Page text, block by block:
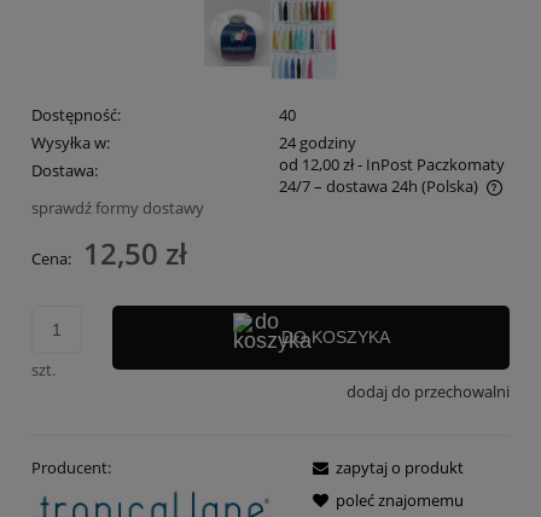
Dostępność:
40
Wysyłka w:
24 godziny
Dostawa:
od 12,00 zł- InPost Paczkomaty
24/7 – dostawa 24h (Polska)
Cena nie zawiera ewentualnych kosztów płatności
sprawdź formy dostawy
Cena: 12,50 zł
szt.
DO KOSZYKA
dodaj do przechowalni
Producent:
zapytaj o produkt
poleć znajomemu